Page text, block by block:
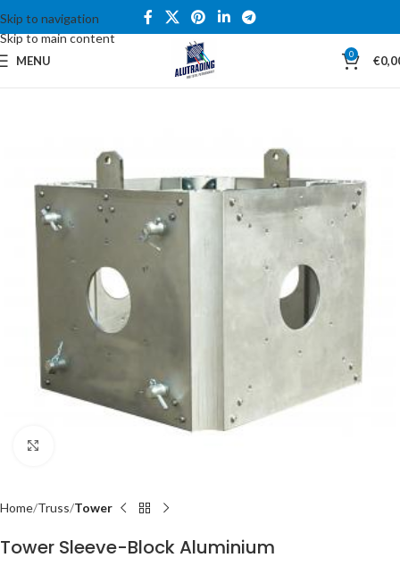
Skip to navigation
Skip to main content
MENU 0 €
Home Truss Tower
Tower Sleeve-Block Aluminium